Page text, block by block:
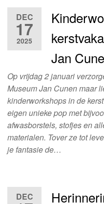
DEC
17
2025
Jan
Op vrijdag 2 januari
Museum Jan Cunen maar
kinderworkshops in de
eigen unieke pop met
afwasborstels, stofjes en
materialen. Tover ze tot
je fantasie de…
DEC